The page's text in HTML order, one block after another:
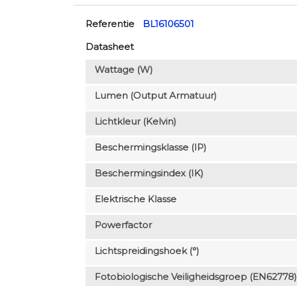
Referentie
BL16106501
Datasheet
Wattage (W)
Lumen (output Armatuur)
Lichtkleur (Kelvin)
Beschermingsklasse (IP)
Beschermingsindex (IK)
Elektrische Klasse
Powerfactor
Lichtspreidingshoek (°)
Fotobiologische Veiligheidsgroep (EN62778)